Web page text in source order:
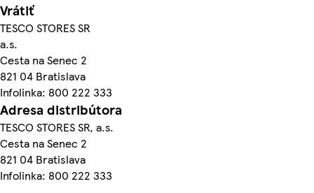
Vrátiť
TESCO STORES SR
a.s.
Cesta na Senec 2
821 04 Bratislava
Infolinka: 800 222 333
Adresa distribútora
TESCO STORES SR, a.s.
Cesta na Senec 2
821 04 Bratislava
Infolinka: 800 222 333